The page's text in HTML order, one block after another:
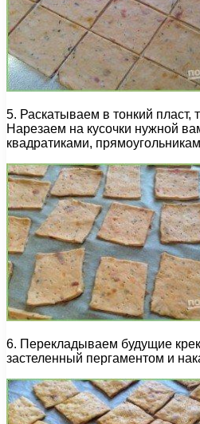
5. Раскатываем в тонкий
Нарезаем на кусочки нужной
квадратиками,
6. Перекладываем будущие
застеленный пергаментом и